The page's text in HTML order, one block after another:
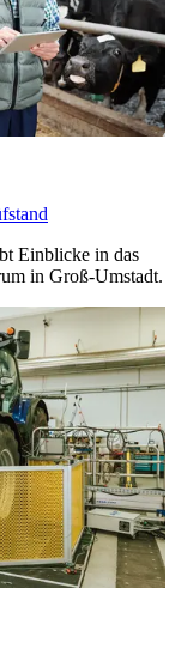
Einblicke in das
in Groß-Umstadt.